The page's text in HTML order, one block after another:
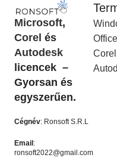
CorelDraw Standard
I
Corel Licenc
Akciós
termék
Ft19,990.00 Ft 9,990.00
KOSÁRBA HELYEZÉS
Microsoft,
Corel és
Autodesk
licencek –
Gyorsan és
egyszerűen.
Cégnév: Ronsoft S.R.L
Email :
ronsoft2022@gmail.com
Office
Corel